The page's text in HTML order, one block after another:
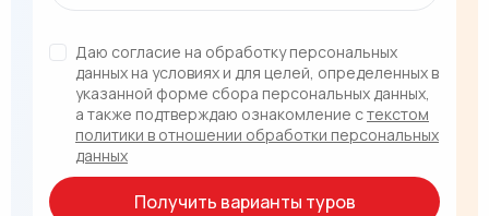
Даю согласие на обработку персональных
данных на условиях и для целей, определенных в
указанной форме сбора персональных данных,
а также подтверждаю ознакомление стекстом
политики в отношении обработки персональных
данных
Получить варианты туров